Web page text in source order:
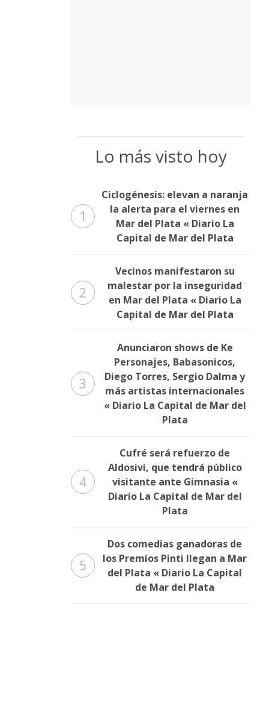
Lo más visto hoy
1
Ciclogénesis: elevan a naranja
la alerta para el viernes en
Mar del Plata « Diario La
Capital de Mar del Plata
2
Vecinos manifestaron su
malestar por la inseguridad
en Mar del Plata « Diario La
Capital de Mar del Plata
3
Anunciaron shows de Ke
Personajes, Babasonicos,
Diego Torres, Sergio Dalma y
más artistas internacionales
« Diario La Capital de Mar del
Plata
4
Cufré será refuerzo de
Aldosivi, que tendrá público
visitante ante Gimnasia «
Diario La Capital de Mar del
Plata
5
Dos comedias ganadoras de
los Premios Pinti llegan a Mar
del Plata « Diario La Capital
de Mar del Plata